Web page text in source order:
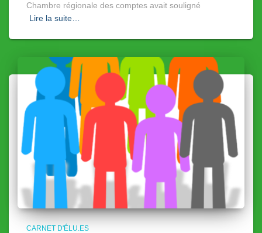
Chambre régionale des comptes avait souligné
Lire la suite…
CARNET D'ÉLU.ES